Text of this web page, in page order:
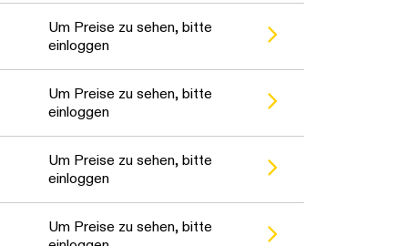
Bitte warten...
Um Preise zu sehen, bitte
einloggen
Bitte warten...
Um Preise zu sehen, bitte
einloggen
Bitte warten...
Um Preise zu sehen, bitte
einloggen
Bitte warten...
Um Preise zu sehen, bitte